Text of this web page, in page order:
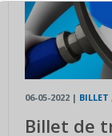
06-05-2022 | BILLET
Billet de